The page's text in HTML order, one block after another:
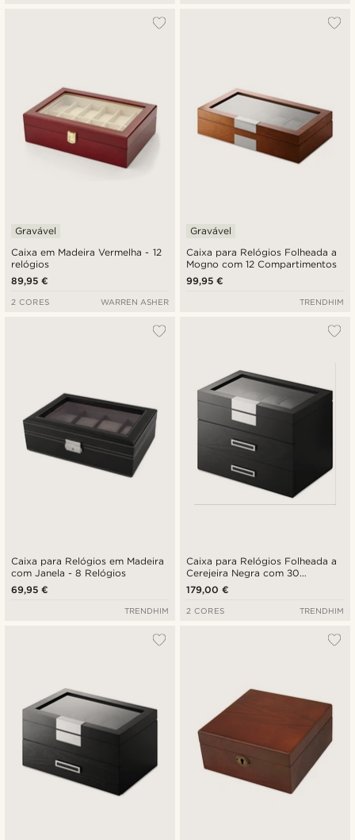
Caixa em Madeira Vermelha - 12
relógios
Gravável
89,95 €
2 CORES WARREN ASHER
Caixa para Relógios Folheada a
Mogno com 12 Compartimentos
Gravável
99,95 €
TRENDHIM
Caixa para Relógios em Madeira
com Janela - 8 Relógios
69,95 €
TRENDHIM
Caixa para Relógios Folheada a
Cerejeira Negra com 30
Compartimentos
179,00 €
2 CORES TRENDHIM